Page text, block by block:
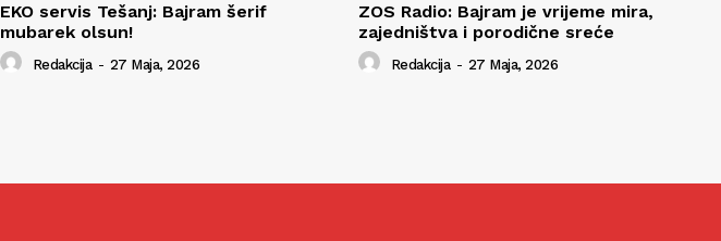
EKO servis Tešanj: Bajram šerif
mubarek olsun!
Redakcija - 27 Maja, 2026
ZOS Radio: Bajram je vrijeme mira,
zajedništva i porodične sreće
Redakcija - 27 Maja, 2026